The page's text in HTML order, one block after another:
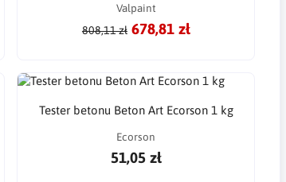
Valpaint
808,11 zł 678,81 zł
Tester betonu Beton Art Ecorson 1 kg
Ecorson
51,05 zł